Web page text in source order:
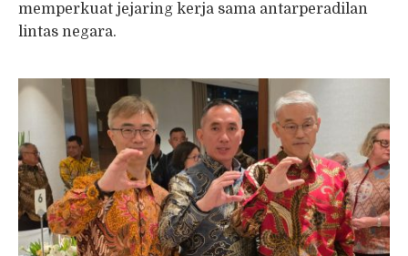
memperkuat jejaring kerja sama antarperadilan
lintas negara.